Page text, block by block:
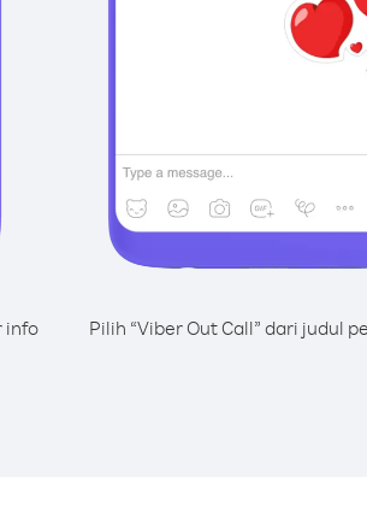
info
Pilih “Viber Out Call” dari judul